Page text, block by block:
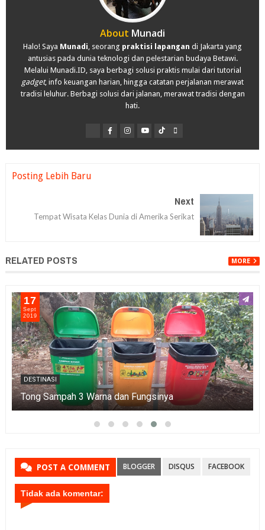
About Munadi
Halo! Saya Munadi , seorang praktisi lapangan di Jakarta yang
antusias pada dunia teknologi dan pelestarian budaya Betawi.
Melalui Munadi.ID, saya berbagi solusi praktis mulai dari tutorial
gadget, info keuangan harian, hingga catatan perjalanan merawat
tradisi leluhur. Berbagi solusi dari jalanan, merawat tradisi dengan
hati.
Posting Lebih Baru
Next
Tempat Wisata Kelas Dunia di Amerika Serikat
RELATED POSTS MORE
17
Sept
2019
DESTINASI
Tong Sampah 3 Warna dan Fungsinya
POST A COMMENT BLOGGER DISQUS FACEBOOK
Tidak ada komentar: